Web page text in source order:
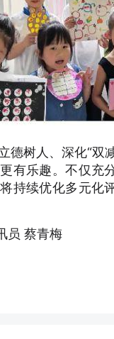
德树人、深化“
有乐趣。不仅充
持续优化多元化
员 蔡青梅